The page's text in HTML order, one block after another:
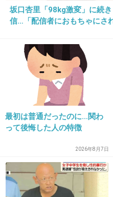
12. 匿名 2018/04/16(月) 10:10:09
社会からも家族から
いおっさんに突然超
って内容だよね
めっちゃ面白そう
13. 匿名 2018/04/16(月) 10:11:21
坂口杏里「98kg激変」に続
信…「配信者におもちゃにさ
最初は普通だったのに…関わ
って後悔した人の特徴
2026年8月7日